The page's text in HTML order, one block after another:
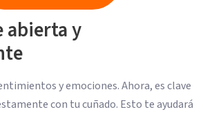
abierta y
y emociones. Ahora, es clave
con tu cuñado. Esto te ayudará